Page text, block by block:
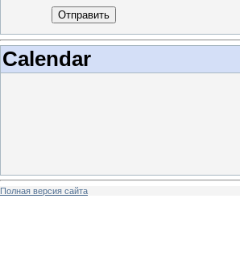
Отправить
Calendar
Полная версия сайта